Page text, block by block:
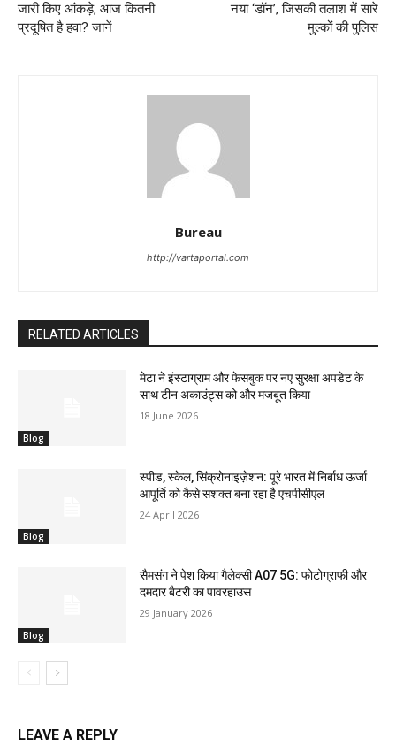
जारी किए आंकड़े, आज कितनी
प्रदूषित है हवा? जानें
नया ‘डॉन’, जिसकी तलाश में सारे
मुल्कों की पुलिस
Bureau
http://vartaportal.com
RELATED ARTICLES
Blog
मेटा ने इंस्टाग्राम और फेसबुक पर नए सुरक्षा अपडेट के
साथ टीन अकाउंट्स को और मजबूत किया
18 June 2026
Blog
स्पीड, स्केल, सिंक्रोनाइज़ेशन: पूरे भारत में निर्बाध ऊर्जा
आपूर्ति को कैसे सशक्त बना रहा है एचपीसीएल
24 April 2026
Blog
सैमसंग ने पेश किया गैलेक्सी A07 5G: फोटोग्राफी और
दमदार बैटरी का पावरहाउस
29 January 2026
LEAVE A REPLY